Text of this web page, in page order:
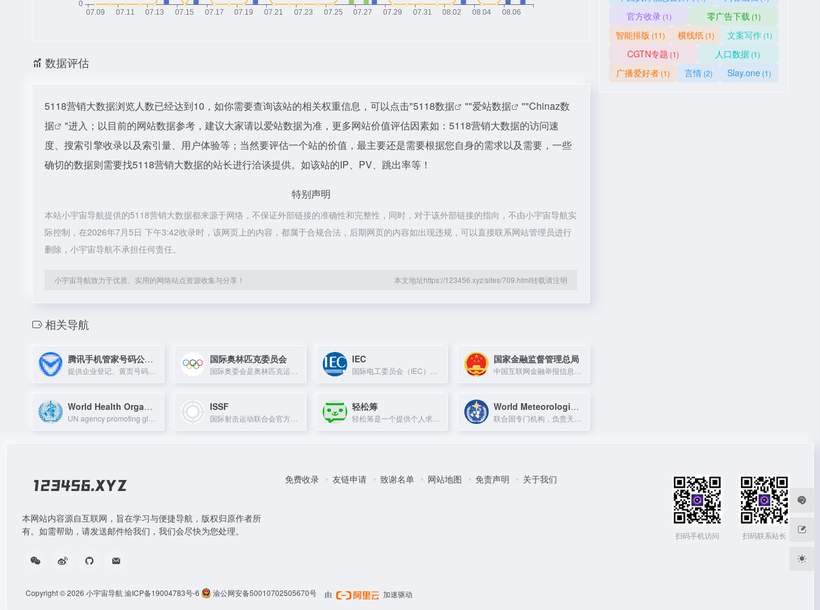
数据评估
5118营销大数据浏览人数已经达到10，如你需要查询该站的相关权重信息，可以点击"5118数据 ""爱站数据 ""Chinaz数
据
"进入；以目前的网站数据参考，建议大家请以爱站数据为准，更多网站价值评估因素如：5118营销大数据的访问速
度、搜索引擎收录以及索引量、用户体验等；当然要评估一个站的价值，最主要还是需要根据您自身的需求以及需要，一些
确切的数据则需要找5118营销大数据的站长进行洽谈提供。如该站的IP、PV、跳出率等！
特别声明
本站小宇宙导航提供的5118营销大数据都来源于网络，不保证外部链接的准确性和完整性，同时，对于该外部链接的指向，不由小宇宙导航实
际控制，在2026年7月5日 下午3:42收录时，该网页上的内容，都属于合规合法，后期网页的内容如出现违规，可以直接联系网站管理员进行
删除，小宇宙导航不承担任何责任。
小宇宙导航致力于优质、实用的网络站点资源收集与分享！ 本文地址https://123456.xyz/sites/709.html转载请注明
相关导航
腾讯手机管家号码公众平台 国际奥林匹克委员会 IEC 国家金融监督管理总局
World Health Organization ISSF 轻松筹 World Meteorological Organization
官方收录 (1) 零广告下载 (1)
智能排版 (11) 横线纸(1) 文案写作(1)
CGTN专题 (1) 人口数据 (1)
广播爱好者 (1) 言情 (2) Slay.one (1)
本网站内容源自互联网，旨在学习与便捷导航，版权归原作者所
有。如需帮助，请发送邮件给我们，我们会尽快为您处理。
免费收录 友链申请 致谢名单 网站地图 免责声明 关于我们
扫码手机访问 扫码联系站长
Copyright © 2026 小宇宙导航渝ICP备19004783号-6 渝公网安备50010702505670号 由 加速驱动